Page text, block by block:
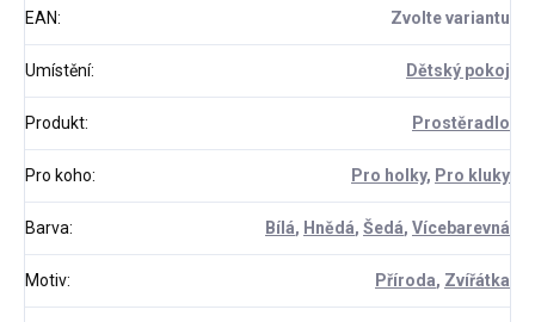
EAN: Zvolte variantu
Umístění: Dětský pokoj
Produkt: Prostěradlo
Pro koho: Pro holky, Pro kluky
Barva: Bílá, Hnědá, Šedá, Vícebarevná
Motiv: Příroda, Zvířátka